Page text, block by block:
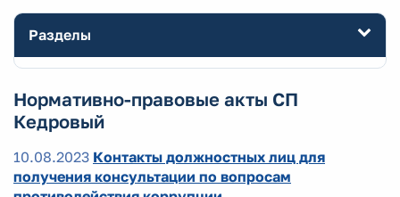
Разделы
Нормативно-правовые акты СП
Кедровый
10.08.2023 Контакты должностных лиц для
получения консультации по вопросам